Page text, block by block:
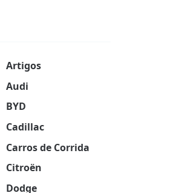
Artigos
Audi
BYD
Cadillac
Carros de Corrida
Citroën
Dodge